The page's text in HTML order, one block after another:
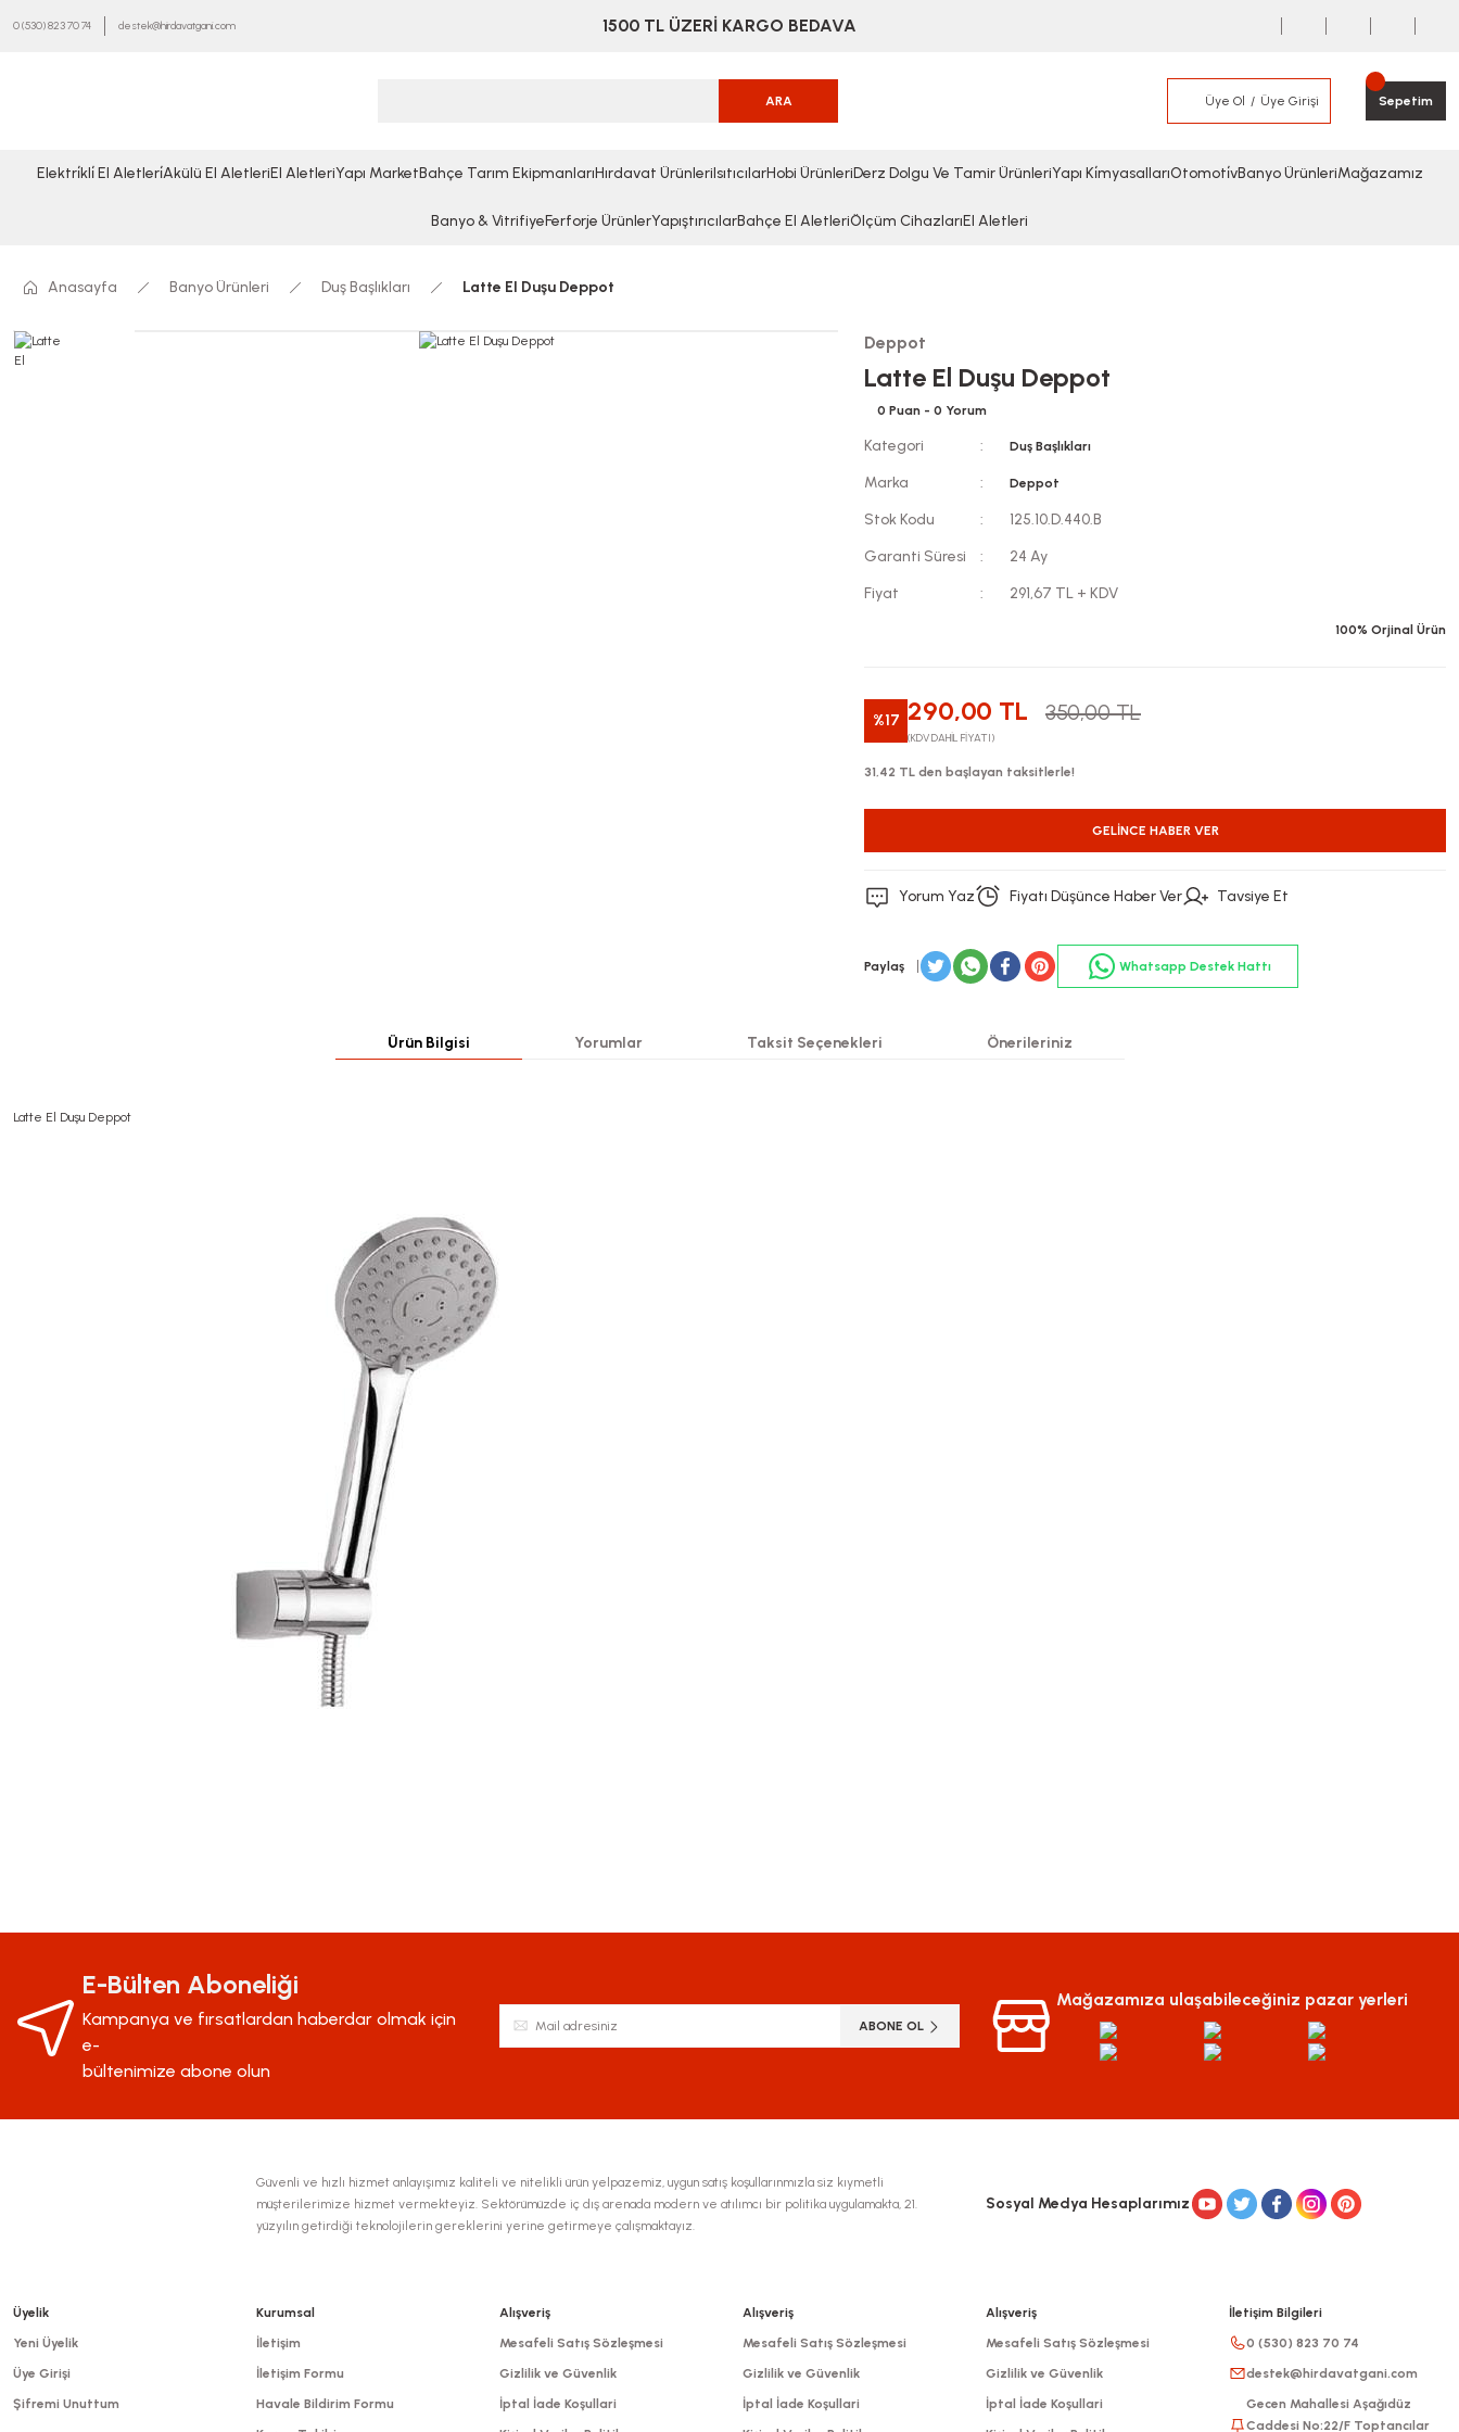
0 (530) 823 70 74 destek@hirdavatgani.com 1500 TL ÜZERİ KARGO BEDAVA
ARA Üye Ol Üye Girişi Sepetim
Elektri̇kli̇ El Aletleri̇Akülü El AletleriEl AletleriYapı MarketBahçe Tarım EkipmanlarıHırdavat ÜrünleriIsıtıcılarHobi ÜrünleriDerz Dolgu Ve Tamir ÜrünleriYapı Ki̇myasallarıOtomoti̇vBanyo ÜrünleriMağazamız
Banyo & VitrifiyeFerforje ÜrünlerYapıştırıcılarBahçe El AletleriÖlçüm CihazlarıEl Aletleri
Anasayfa Banyo Ürünleri Duş Başlıkları Latte El Duşu Deppot
Deppot
Latte El Duşu Deppot
0 Puan - 0 Yorum
Kategori Duş Başlıkları
Marka Deppot
Stok Kodu
125.10.D.440.B
Garanti Süresi
24 Ay
Fiyat
291,67 TL + KDV
100% Orjinal Ürün
%17 290,00 TL 350,00 TL
(KDV DAHİL FİYATI)
31,42 TL den başlayan taksitlerle!
GELINCE HABER VER
Yorum Yaz Fiyatı Düşünce Haber Ver Tavsiye Et
Paylaş Whatsapp Destek Hattı
Ürün Bilgisi Yorumlar Taksit Seçenekleri Önerileriniz
Latte El Duşu Deppot
Bu ürüne ilk yorumu siz yapın!
Ürün resmi kalitesiz, bozuk veya görüntülenemiyor.
Ürün açıklamasında eksik bilgiler bulunuyor.
Ürün bilgilerinde hatalar bulunuyor.
Ürün fiyatı diğer sitelerden daha pahalı.
E-Bülten Aboneliği
Kampanya ve fırsatlardan haberdar olmak için
e-
bültenimize abone olun
ABONE OL
Mağazamıza ulaşabileceğiniz pazar yerleri
Güvenli ve hızlı hizmet anlayışımız kaliteli ve nitelikli ürün yelpazemiz, uygun satış koşullarınmızla siz kıymetli
müşterilerimize hizmet vermekteyiz. Sektörümüzde iç dış arenada modern ve atılımcı bir politika uygulamakta, 21.
yüzyılın getirdiği teknolojilerin gereklerini yerine getirmeye çalışmaktayız.
Sosyal Medya Hesaplarımız
Üyelik
Yeni Üyelik
Üye Girişi
Şifremi Unuttum
Kurumsal
İletişim
İletişim Formu
Havale Bildirim Formu
Alışveriş
Mesafeli Satış Sözleşmesi
Gizlilik ve Güvenlik
İptal İade Koşullari
Alışveriş
Mesafeli Satış Sözleşmesi
Gizlilik ve Güvenlik
İptal İade Koşullari
Alışveriş
Mesafeli Satış Sözleşmesi
Gizlilik ve Güvenlik
İptal İade Koşullari
İletişim Bilgileri
0 (530) 823 70 74
destek@hirdavatgani.com
Gecen Mahallesi Aşağıdüz
Caddesi No:22/F Toptancılar